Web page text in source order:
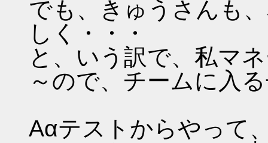
でも、きゅうさんも
しく・・・
と、いう訳で、私マ
～ので、チームに入
Aαテストからやって